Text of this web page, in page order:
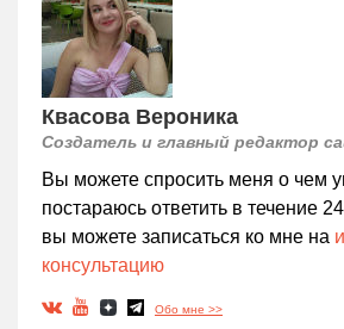
Квасова Вероника
Создатель и главный редактор
Вы можете спросить меня о чем
постараюсь ответить в течение
вы можете записаться ко мне на
консультацию
Обо мне >>